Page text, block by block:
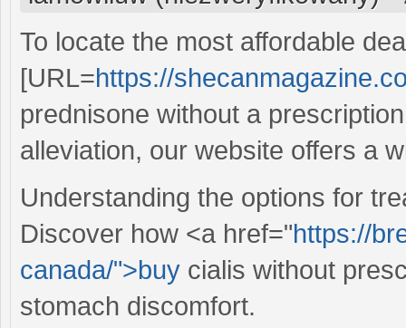
To locate the most affordable
[URL=https://
prednisone without a
alleviation, our website offers a
Understanding the options for
Discover how <a href="https://
canada/">buy cialis without
stomach discomfort.